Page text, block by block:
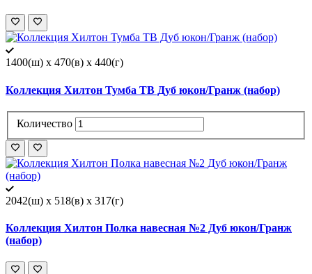
1400(ш) x 470(в) x 440(г)
Коллекция Хилтон Тумба ТВ Дуб юкон/Гранж (набор)
Количество
2042(ш) x 518(в) x 317(г)
Коллекция Хилтон Полка навесная №2 Дуб юкон/Гранж
(набор)